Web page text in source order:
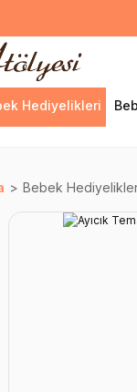
Hediyelikleri
Bebek